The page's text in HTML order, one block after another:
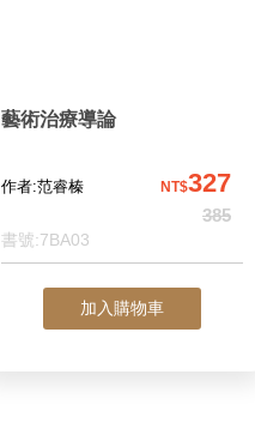
藝術治療導論
作者:范睿榛 NT$327
385
書號:7BA03
加入購物車